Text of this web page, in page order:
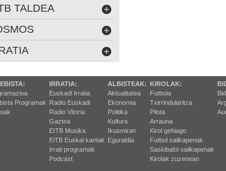
TALDEA
Programak
IRRATIA:
Euskadi Irratia
Radio Euskadi
Radio Vitoria
Gaztea
EITB Musika
EiTB Euskal kantak
Irrati programak
Podcast
ALBISTEAK:
Aktualitatea
Ekonomia
Politika
Kultura
Ikusmiran
Eguraldia
KIROLAK:
Futbola
Txirrindularitza
Pilota
Arrauna
Kirol gehiago
Futbol sailkapenak
Saskibaloi sailkapenak
Kirolak zuzenean